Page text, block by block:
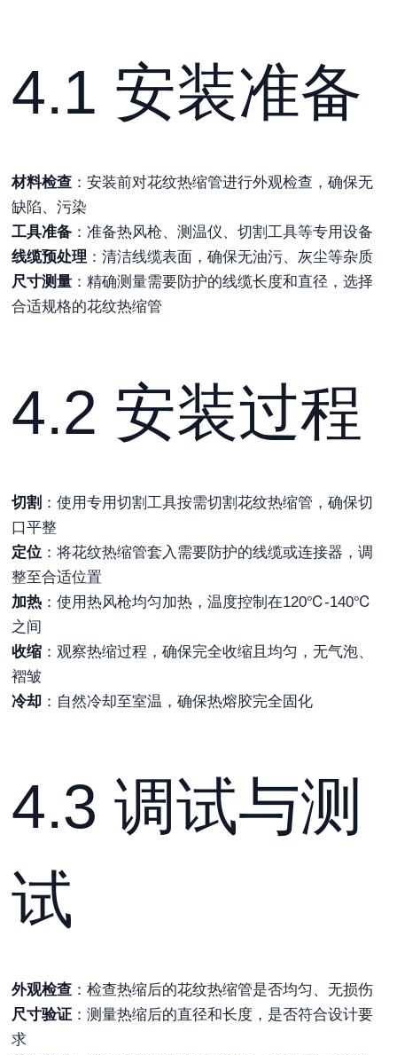
4.1 安装准备
材料检查 ：安装前对花纹热缩管进行外观检查，确保无
缺陷、污染
工具准备 ：准备热风枪、测温仪、切割工具等专用设备
线缆预处理 ：清洁线缆表面，确保无油污、灰尘等杂质
尺寸测量 ：精确测量需要防护的线缆长度和直径，选择
合适规格的花纹热缩管
4.2 安装过程
切割 ：使用专用切割工具按需切割花纹热缩管，确保切
口平整
定位 ：将花纹热缩管套入需要防护的线缆或连接器，调
整至合适位置
加热 ：使用热风枪均匀加热，温度控制在120℃-140℃
之间
收缩 ：观察热缩过程，确保完全收缩且均匀，无气泡、
褶皱
冷却 ：自然冷却至室温，确保热熔胶完全固化
4.3 调试与测
试
外观检查 ：检查热缩后的花纹热缩管是否均匀、无损伤
尺寸验证 ：测量热缩后的直径和长度，是否符合设计要
求